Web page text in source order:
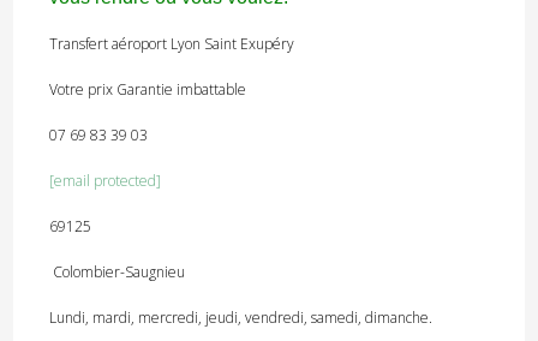
Transfert aéroport Lyon Saint Exupéry
Votre prix Garantie imbattable
07 69 83 39 03
[email protected]
69125
Colombier-Saugnieu
Lundi, mardi, mercredi, jeudi, vendredi, samedi, dimanche.